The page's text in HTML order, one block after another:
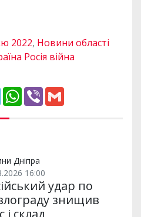
2022, Новини області
Росія війна
T
e
e
m
W
h
p
V
Дніпра
16:00
удар по
знищив